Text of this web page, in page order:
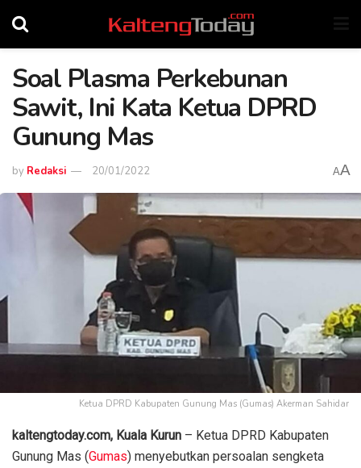
Soal Plasma Perkebunan
Sawit, Ini Kata Ketua DPRD
Gunung Mas
by Redaksi 20/01/2022 AA
Ketua DPRD Kabupaten Gunung Mas (Gumas) Akerman Sahidar
kaltengtoday.com, Kuala Kurun – Ketua DPRD Kabupaten
Gunung Mas (Gumas) menyebutkan persoalan sengketa